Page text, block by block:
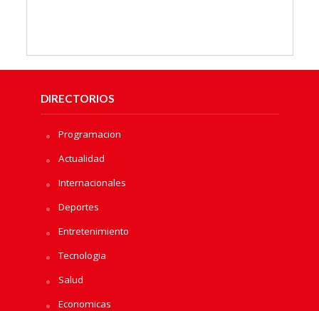
DIRECTORIOS
Programacion
Actualidad
Internacionales
Deportes
Entretenimiento
Tecnologia
Salud
Economicas